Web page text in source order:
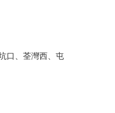
口、荃灣西、屯